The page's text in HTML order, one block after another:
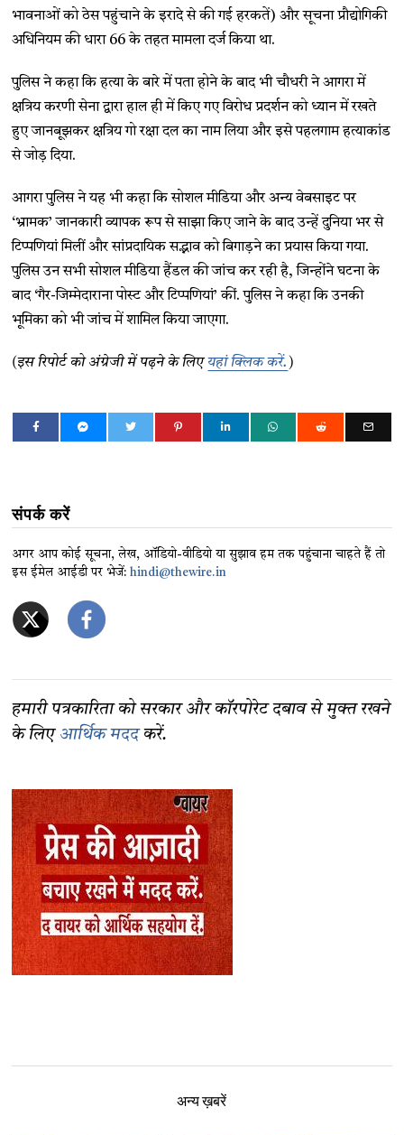
भावनाओं को ठेस पहुंचाने के इरादे से की गई हरकतें) और सूचना प्रौद्योगिकी
अधिनियम की धारा 66 के तहत मामला दर्ज किया था.
पुलिस ने कहा कि हत्या के बारे में पता होने के बाद भी चौधरी ने आगरा में
क्षत्रिय करणी सेना द्वारा हाल ही में किए गए विरोध प्रदर्शन को ध्यान में रखते
हुए जानबूझकर क्षत्रिय गो रक्षा दल का नाम लिया और इसे पहलगाम हत्याकांड
से जोड़ दिया.
आगरा पुलिस ने यह भी कहा कि सोशल मीडिया और अन्य वेबसाइट पर
‘भ्रामक’ जानकारी व्यापक रूप से साझा किए जाने के बाद उन्हें दुनिया भर से
टिप्पणियां मिलीं और सांप्रदायिक सद्भाव को बिगाड़ने का प्रयास किया गया.
पुलिस उन सभी सोशल मीडिया हैंडल की जांच कर रही है, जिन्होंने घटना के
बाद ‘गैर-जिम्मेदाराना पोस्ट और टिप्पणियां’ कीं. पुलिस ने कहा कि उनकी
भूमिका को भी जांच में शामिल किया जाएगा.
(इस रिपोर्ट को अंग्रेजी में पढ़ने के लिएयहां क्लिक करें. )
संपर्क करें
अगर आप कोई सूचना, लेख, ऑडियो-वीडियो या सुझाव हम तक पहुंचाना चाहते हैं तो
इस ईमेल आईडी पर भेजें:hindi@thewire.in
हमारी पत्रकारिता को सरकार और कॉरपोरेट दबाव से मुक्त रखने
के लिए आर्थिक मददकरें.
अन्य ख़बरें